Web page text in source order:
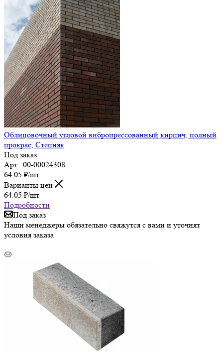
Облицовочный угловой вибропрессованный кирпич, полный
прокрас, Степняк
Под заказ
Арт.: 00-00024308
64.05 ₽/шт
Варианты цен
64.05 ₽/шт
Подробности
Под заказ
Наши менеджеры обязательно свяжутся с вами и уточнят
условия заказа